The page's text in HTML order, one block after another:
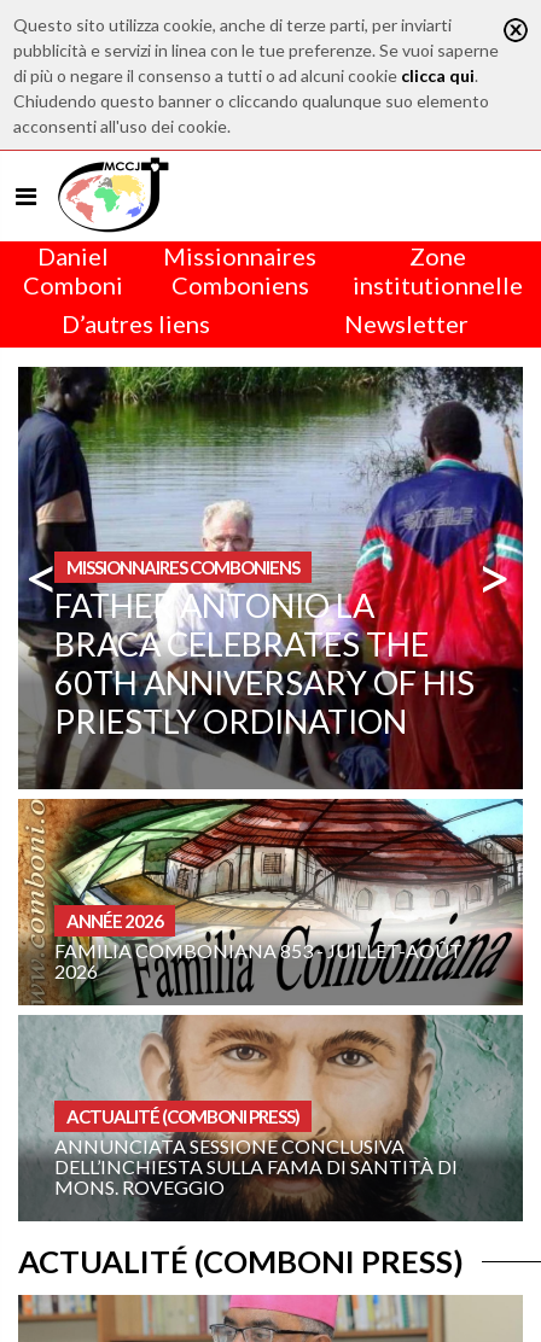
Questo sito utilizza cookie, anche di terze parti, per inviarti
pubblicità e servizi in linea con le tue preferenze. Se vuoi saperne
di più o negare il consenso a tutti o ad alcuni cookie clicca qui.
Chiudendo questo banner o cliccando qualunque suo elemento
acconsenti all'uso dei cookie.
Daniel
Comboni
Missionnaires
Comboniens
Zone
institutionnelle
D’autres liens
Newsletter
< ZONE INSTITUTIONNELLE
CENTRAL AFRICAN
REPUBLIC. A CHANGE IN
MENTALITY
>
853 - JUILLET-AOÛT
CURIA - (NOTIZIE-
INTENTION DE
COMBONIENNE :
PRESS)
CONCLUSIVA
SULLA FAMA DI SANTITÀ DI
HOMÉLIES ANÉE A
19E DIMANCHE DU
ANNÉE A: «
TOI ! »
ACTUALITÉ (COMBONI PRESS)